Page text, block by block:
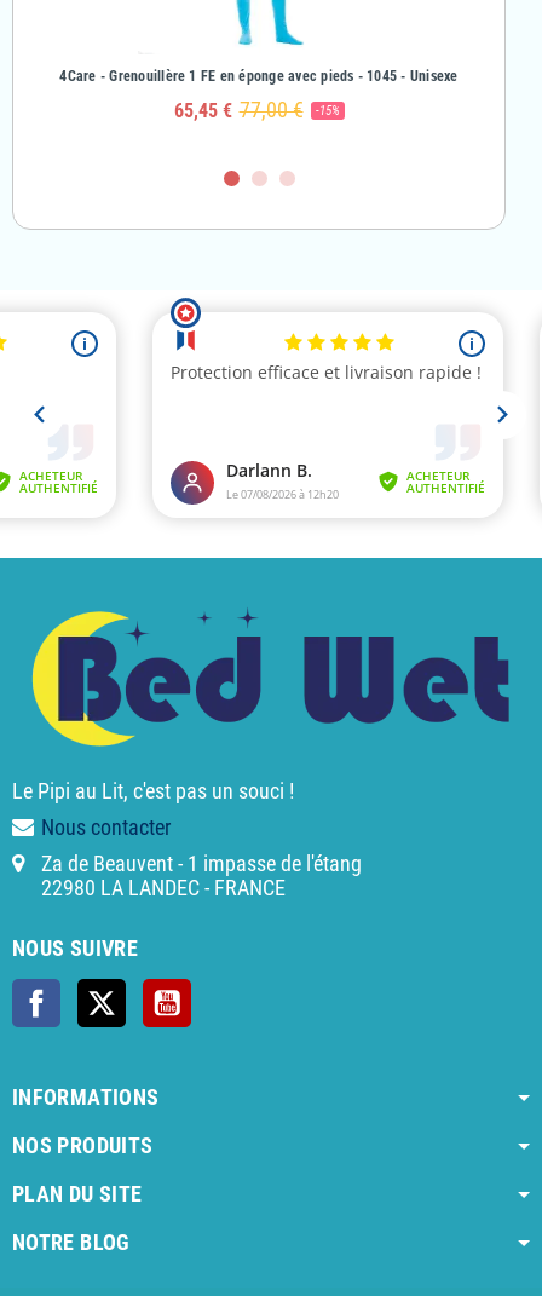
4Care - Grenouillère 1 FE en éponge avec pieds - 1045 - Unisexe
65,45 € 77,00 € -15%
Le Pipi au Lit, c'est pas un souci !
Nous contacter
Za de Beauvent - 1 impasse de l'étang
22980 LA LANDEC - FRANCE
NOUS SUIVRE
Facebook
INFORMATIONS
NOS PRODUITS
PLAN DU SITE
NOTRE BLOG